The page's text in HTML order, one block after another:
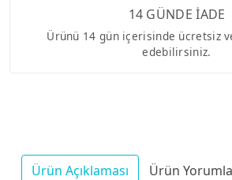
14 GÜNDE İADE
Ürünü 14 gün içerisinde ücretsiz
edebilirsiniz.
Ürün Açıklaması Ürün